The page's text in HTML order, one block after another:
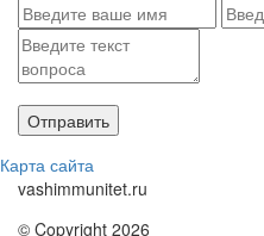
Карта сайта
vashimmunitet.ru
© Copyright 2026